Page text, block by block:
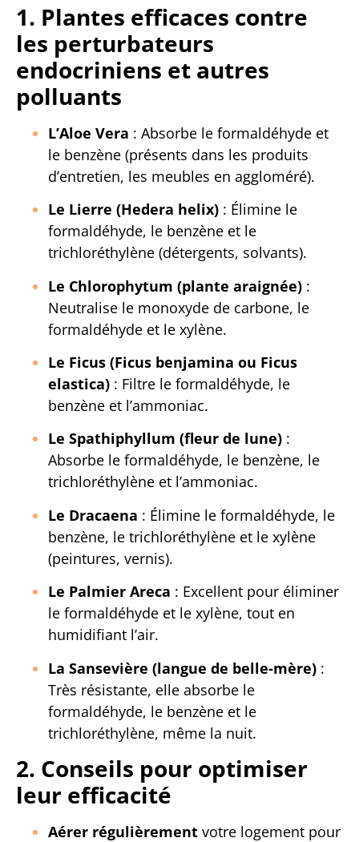
1. Plantes efficaces contre
les perturbateurs
endocriniens et autres
polluants
L’Aloe Vera : Absorbe le formaldéhyde et
le benzène (présents dans les produits
d’entretien, les meubles en aggloméré).
Le Lierre (Hedera helix) : Élimine le
formaldéhyde, le benzène et le
trichloréthylène (détergents, solvants).
Le Chlorophytum (plante araignée) :
Neutralise le monoxyde de carbone, le
formaldéhyde et le xylène.
Le Ficus (Ficus benjamina ou Ficus
elastica) : Filtre le formaldéhyde, le
benzène et l’ammoniac.
Le Spathiphyllum (fleur de lune) :
Absorbe le formaldéhyde, le benzène, le
trichloréthylène et l’ammoniac.
Le Dracaena : Élimine le formaldéhyde, le
benzène, le trichloréthylène et le xylène
(peintures, vernis).
Le Palmier Areca : Excellent pour éliminer
le formaldéhyde et le xylène, tout en
humidifiant l’air.
La Sansevière (langue de belle-mère) :
Très résistante, elle absorbe le
formaldéhyde, le benzène et le
trichloréthylène, même la nuit.
2. Conseils pour optimiser
leur efficacité
Aérer régulièrement votre logement pour